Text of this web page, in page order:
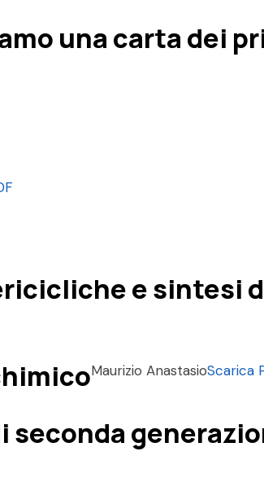
una carta dei
e sintesi
Maurizio AnastasioScarica